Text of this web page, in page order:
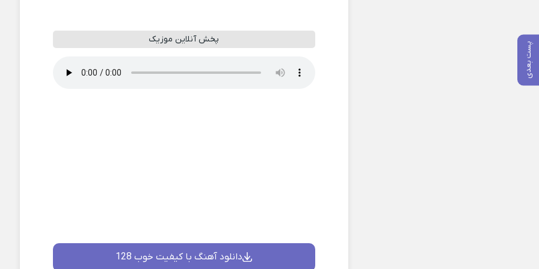
پست بعدی
پخش آنلاین موزیک
دانلود آهنگ با کیفیت خوب 128